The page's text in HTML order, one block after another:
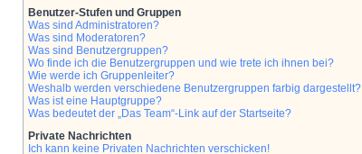
Benutzer-Stufen und Gruppen
Was sind Administratoren?
Was sind Moderatoren?
Was sind Benutzergruppen?
Wo finde ich die Benutzergruppen und wie trete ich ihnen bei?
Wie werde ich Gruppenleiter?
Weshalb werden verschiedene Benutzergruppen farbig dargestellt?
Was ist eine Hauptgruppe?
Was bedeutet der „Das Team“-Link auf der Startseite?
Private Nachrichten
Ich kann keine Privaten Nachrichten verschicken!